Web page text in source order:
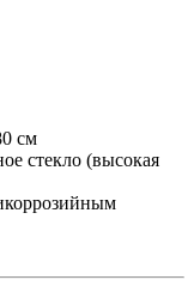
см
стекло (высокая